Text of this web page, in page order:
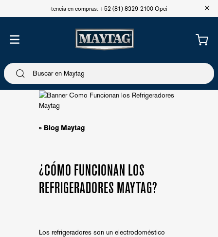
Asistencia en compras: +52 (81) 8329-2100 Opción 1 +
» Blog Maytag
¿CÓMO FUNCIONAN LOS
REFRIGERADORES MAYTAG?
Los refrigeradores son un electrodoméstico